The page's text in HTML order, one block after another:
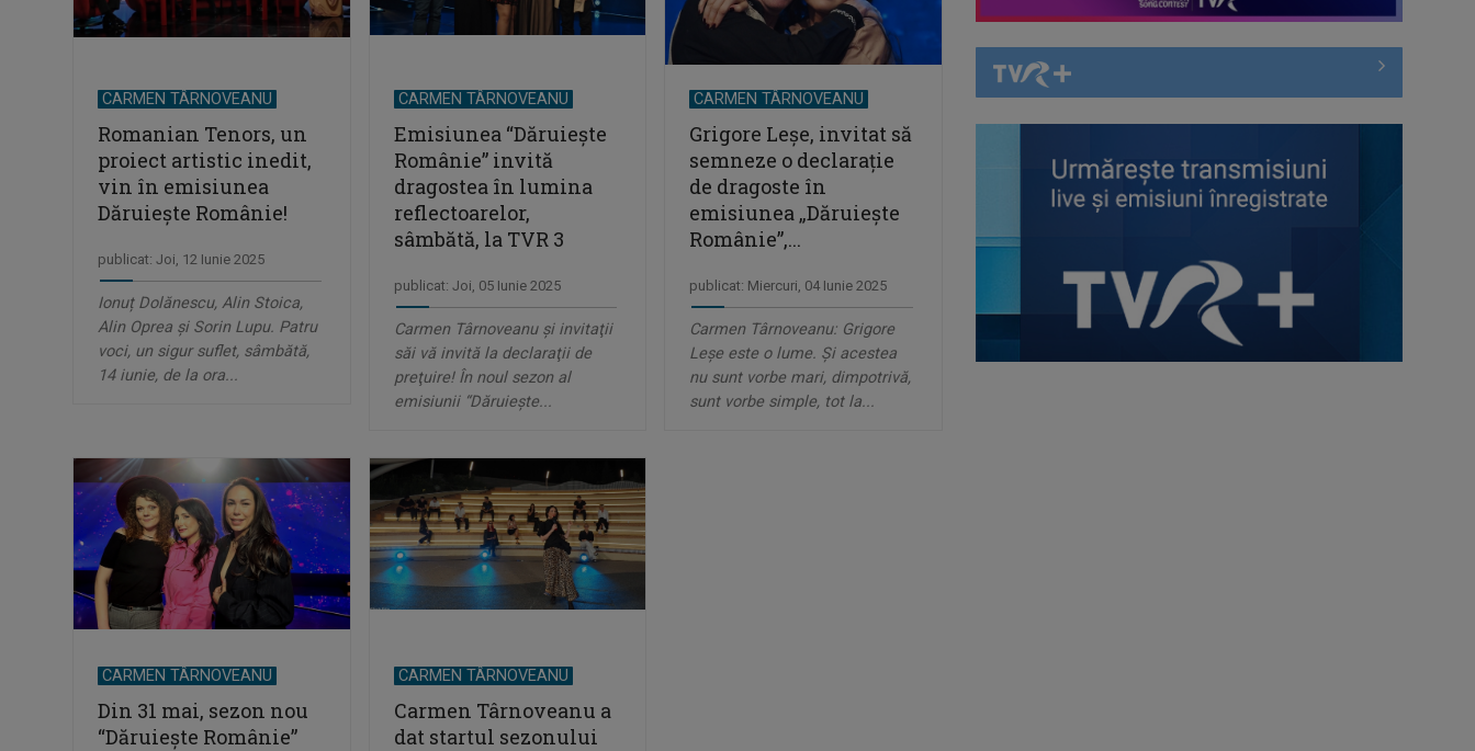
CARMEN TÂRNOVEANU
Romanian Tenors, un
proiect artistic inedit,
vin în emisiunea
Dăruieşte Românie!
publicat: Joi, 12 Iunie 2025
Ionuț Dolănescu, Alin Stoica,
Alin Oprea și Sorin Lupu. Patru
voci, un sigur suflet, sâmbătă,
14 iunie, de la ora...
CARMEN TÂRNOVEANU
Emisiunea “Dăruieşte
Românie” invită
dragostea în lumina
reflectoarelor,
sâmbătă, la TVR 3
publicat: Joi, 05 Iunie 2025
Carmen Târnoveanu şi invitaţii
săi vă invită la declaraţii de
preţuire! În noul sezon al
emisiunii “Dăruieşte...
CARMEN TÂRNOVEANU
Grigore Leşe, invitat să
semneze o declaraţie
de dragoste în
emisiunea „Dăruieşte
Românie”,...
publicat: Miercuri, 04 Iunie 2025
Carmen Târnoveanu: Grigore
Leşe este o lume. Şi acestea
nu sunt vorbe mari, dimpotrivă,
sunt vorbe simple, tot la...
CARMEN TÂRNOVEANU
Din 31 mai, sezon nou
“Dăruieşte Românie”
CARMEN TÂRNOVEANU
Carmen Târnoveanu a
dat startul sezonului